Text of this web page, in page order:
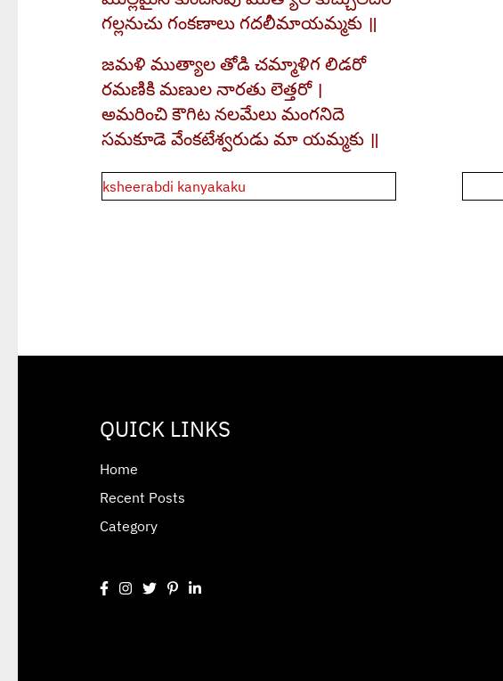
గల్లనుచు గంకణాలు గదలీమాయమ్మకు ॥
జమళి ముత్యాల తోడి చమ్మాళిగ లిడరో
రమణికి మణుల నారతు లెత్తరో ।
అమరించి కౌగిట నలమేలు మంగనిదె
సమకూడె వేంకటేశ్వరుడు మా యమ్మకు ॥
Post
ksheerabdi kanyakaku
QUICK LINKS
Home
Recent Posts
Category